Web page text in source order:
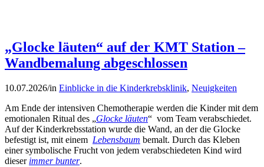
„Glocke läuten“ auf der KMT Station –
Wandbemalung abgeschlossen
10.07.2026/in Einblicke in die Kinderkrebsklinik, Neuigkeiten
Am Ende der intensiven Chemotherapie werden die Kinder mit dem
emotionalen Ritual des „Glocke läuten“ vom Team verabschiedet.
Auf der Kinderkrebsstation wurde die Wand, an der die Glocke
befestigt ist, mit einem Lebensbaum bemalt. Durch das Kleben
einer symbolische Frucht von jedem verabschiedeten Kind wird
dieser immer bunter.